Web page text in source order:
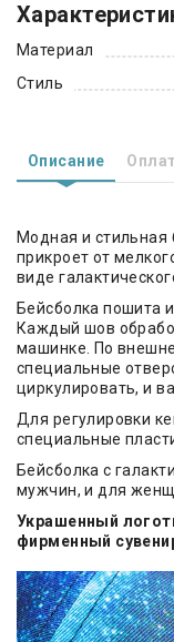
Материал
Стиль
Описание
Модная и стильная
прикроет от
виде
Бейсболка пошита
Каждый шов
машинке. По
специальные
циркулировать, и
Для регулировки
специальные
Бейсболка с
мужчин, и для
Украшенный
фирменный